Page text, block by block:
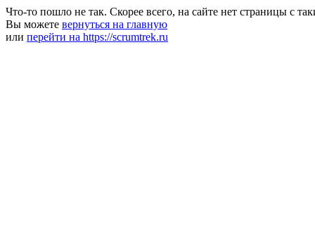
Что-то пошло не так. Скорее всего, на сайте нет страницы с
Вы можете вернуться на главную
или перейти на https://scrumtrek.ru